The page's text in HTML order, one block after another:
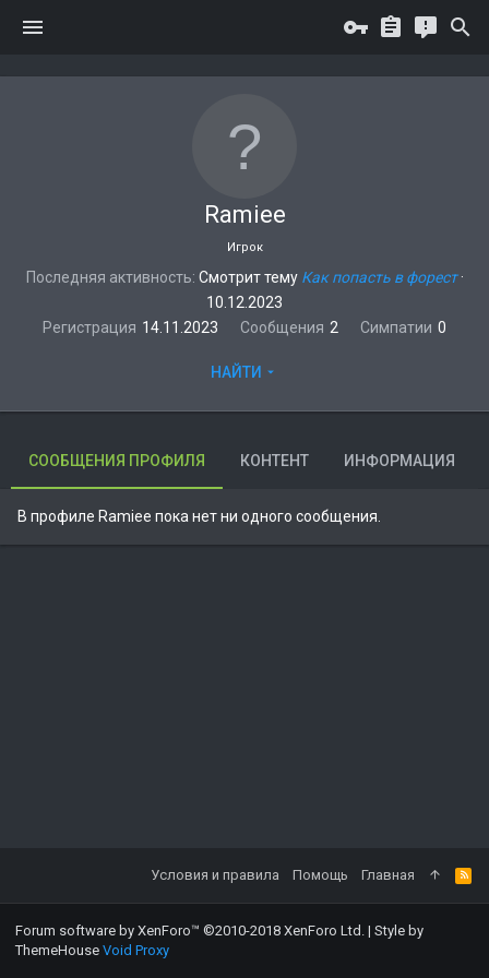
Ramiee
Игрок
Последняя активность Смотрит тему Как попасть в форест ·
10.12.2023
Регистрация 14.11.2023 Сообщения 2 Симпатии 0
НАЙТИ
СООБЩЕНИЯ ПРОФИЛЯ КОНТЕНТ ИНФОРМАЦИЯ
В профиле Ramiee пока нет ни одного сообщения.
Условия и правила Помощь Главная
Forum software by XenForo™ ©2010-2018 XenForo Ltd. | Style by
ThemeHouse Void Proxy